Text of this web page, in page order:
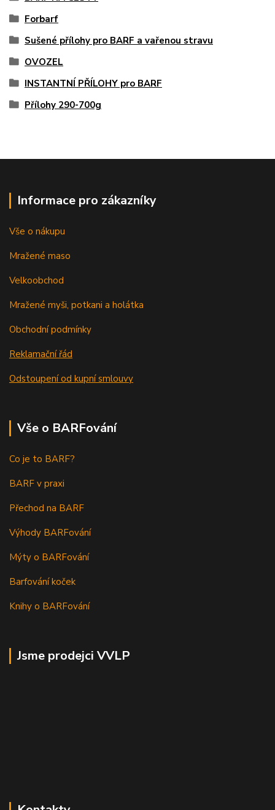
Forbarf
Sušené přílohy pro BARF a vařenou stravu
OVOZEL
INSTANTNÍ PŘÍLOHY pro BARF
Přílohy 290-700g
Informace pro zákazníky
Vše o nákupu
Mražené maso
Velkoobchod
Mražené myši, potkani a holátka
Obchodní podmínky
Reklamační řád
Odstoupení od kupní smlouvy
Vše o BARFování
Co je to BARF?
BARF v praxi
Přechod na BARF
Výhody BARFování
Mýty o BARFování
Barfování koček
Knihy o BARFování
Jsme prodejci VVLP